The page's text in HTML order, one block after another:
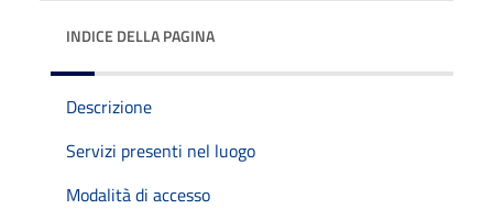
INDICE DELLA PAGINA
Descrizione
Servizi presenti nel luogo
Modalità di accesso